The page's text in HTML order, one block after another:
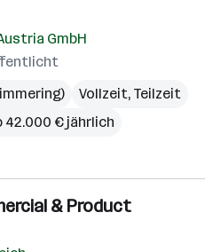
GmbH
Vollzeit, Teilzeit
42.000 € jährlich
& Product